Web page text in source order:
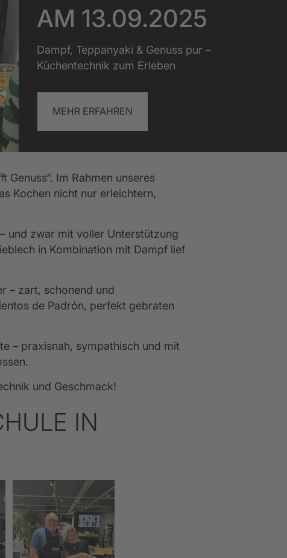
Mehr anzeigen
Rückblick Küchenschule Mehr anzeigen
Mehr anzeigen
AM 13.09.2025
Dampf, Teppanyaki & Genuss pur –
Küchentechnik zum Erleben
MEHR ERFAHREN
Im Rahmen unseres
Kochen nicht nur erleichtern,
und zwar mit voller Unterstützung
in Kombination mit Dampf lief
– zart, schonend und
de Padrón, perfekt gebraten
– praxisnah, sympathisch und mit
und Geschmack!
IN